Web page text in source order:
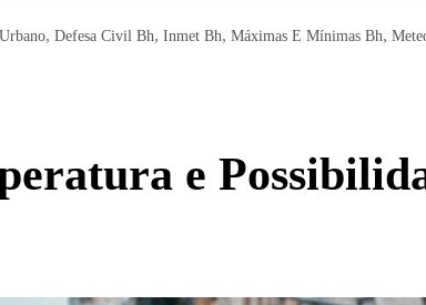
, Defesa Civil Bh, Inmet Bh, Máximas E Mínimas Bh,
e